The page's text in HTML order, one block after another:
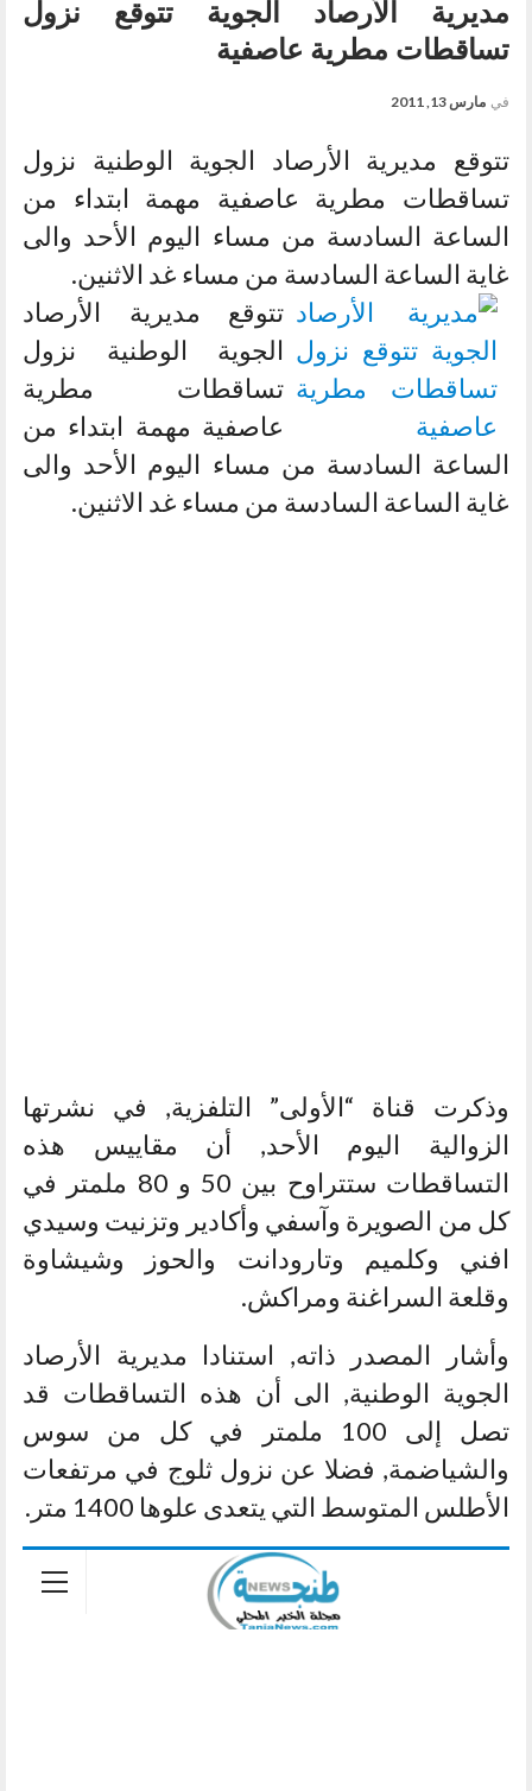
مديرية الأرصاد الجوية تتوقع نزول
تساقطات مطرية عاصفية
في مارس 13, 2011
تتوقع مديرية الأرصاد الجوية الوطنية نزول
تساقطات مطرية عاصفية مهمة ابتداء من
الساعة السادسة من مساء اليوم الأحد والى
غاية الساعة السادسة من مساء غد الاثنين.
تتوقع مديرية الأرصاد
الجوية الوطنية نزول
تساقطات مطرية
عاصفية مهمة ابتداء من
الساعة السادسة من مساء اليوم الأحد والى
غاية الساعة السادسة من مساء غد الاثنين.
وذكرت قناة “الأولى” التلفزية, في نشرتها
الزوالية اليوم الأحد, أن مقاييس هذه
التساقطات ستتراوح بين 50 و 80 ملمتر في
كل من الصويرة وآسفي وأكادير وتزنيت وسيدي
افني وكلميم وتارودانت والحوز وشيشاوة
وقلعة السراغنة ومراكش.
وأشار المصدر ذاته, استنادا مديرية الأرصاد
الجوية الوطنية, الى أن هذه التساقطات قد
تصل إلى 100 ملمتر في كل من سوس
والشياضمة, فضلا عن نزول ثلوج في مرتفعات
الأطلس المتوسط التي يتعدى علوها 1400 متر.